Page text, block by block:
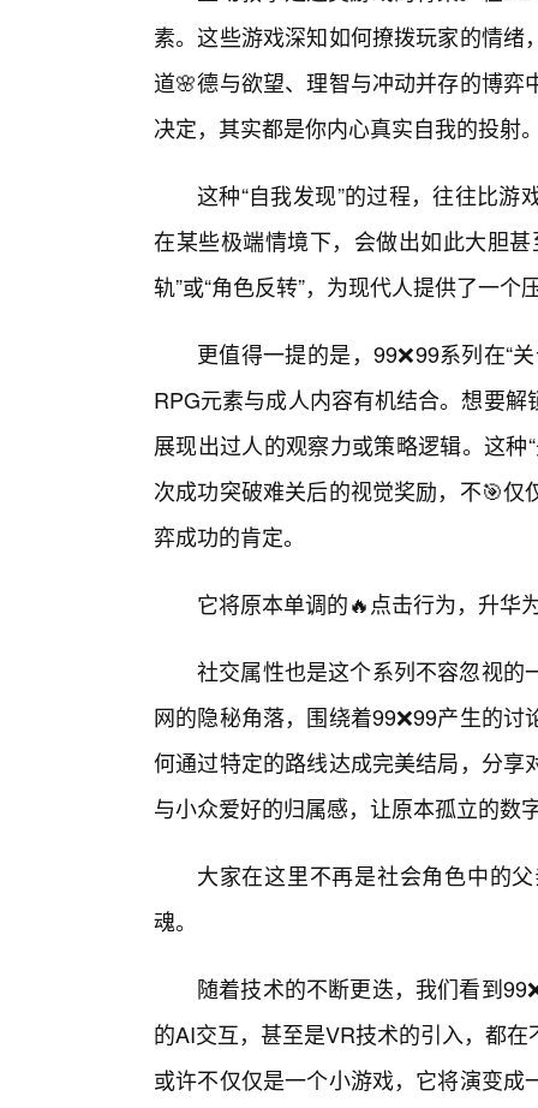
素。这些游戏深知如何撩拨玩家的情
道🌸德与欲望、理智与冲动并存的博
决定，其实都是你内心真实自我的投射
这种“自我发现”的过程，往往比
在某些极端情境下，会做出如此大胆
轨”或“角色反转”，为现代人提供了一个
更值得一提的是，99❌99系列在“
RPG元素与成人内容有机结合。想要
展现出过人的观察力或策略逻辑。这
次成功突破难关后的视觉奖励，不🎯
弈成功的肯定。
它将原本单调的🔥点击行为，升华
社交属性也是这个系列不容忽视的
网的隐秘角落，围绕着99❌99产生的
何通过特定的路线达成完美结局，分
与小众爱好的归属感，让原本孤立的数
大家在这里不再是社会角色中的
魂。
随着技术的不断更迭，我们看到
的AI交互，甚至是VR技术的引入，都
或许不仅仅是一个小游戏，它将演变